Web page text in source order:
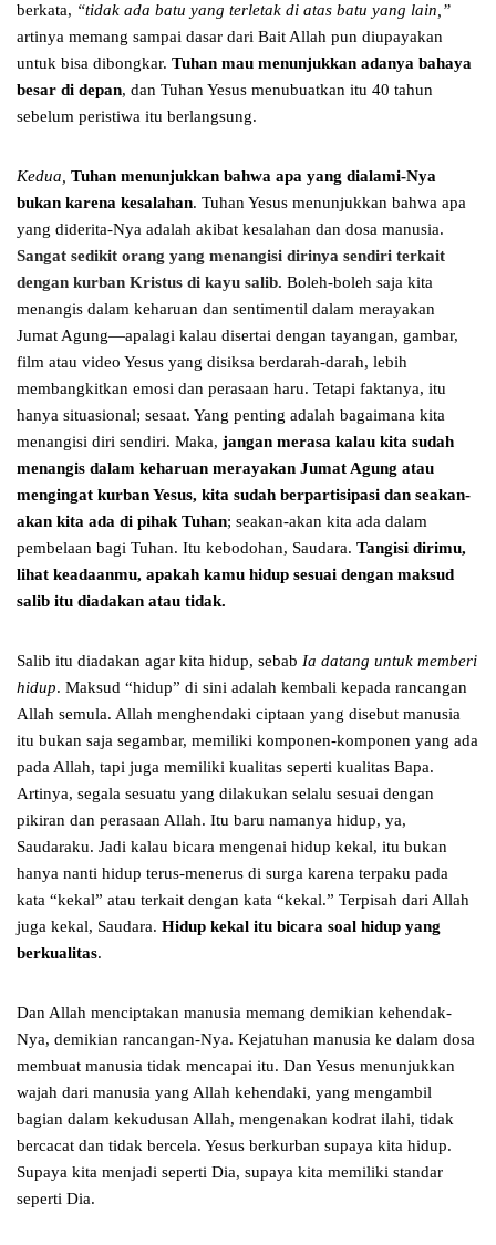
berkata, “tidak ada batu yang terletak di atas batu yang lain,”
artinya memang sampai dasar dari Bait Allah pun diupayakan
untuk bisa dibongkar. Tuhan mau menunjukkan adanya bahaya
besar di depan, dan Tuhan Yesus menubuatkan itu 40 tahun
sebelum peristiwa itu berlangsung.
Kedua, Tuhan menunjukkan bahwa apa yang dialami-Nya
bukan karena kesalahan. Tuhan Yesus menunjukkan bahwa apa
yang diderita-Nya adalah akibat kesalahan dan dosa manusia.
Sangat sedikit orang yang menangisi dirinya sendiri terkait
dengan kurban Kristus di kayu salib. Boleh-boleh saja kita
menangis dalam keharuan dan sentimentil dalam merayakan
Jumat Agung—apalagi kalau disertai dengan tayangan, gambar,
film atau video Yesus yang disiksa berdarah-darah, lebih
membangkitkan emosi dan perasaan haru. Tetapi faktanya, itu
hanya situasional; sesaat. Yang penting adalah bagaimana kita
menangisi diri sendiri. Maka, jangan merasa kalau kita sudah
menangis dalam keharuan merayakan Jumat Agung atau
mengingat kurban Yesus, kita sudah berpartisipasi dan seakan-
akan kita ada di pihak Tuhan; seakan-akan kita ada dalam
pembelaan bagi Tuhan. Itu kebodohan, Saudara. Tangisi dirimu,
lihat keadaanmu, apakah kamu hidup sesuai dengan maksud
salib itu diadakan atau tidak.
Salib itu diadakan agar kita hidup, sebab Ia datang untuk memberi
hidup. Maksud “hidup” di sini adalah kembali kepada rancangan
Allah semula. Allah menghendaki ciptaan yang disebut manusia
itu bukan saja segambar, memiliki komponen-komponen yang ada
pada Allah, tapi juga memiliki kualitas seperti kualitas Bapa.
Artinya, segala sesuatu yang dilakukan selalu sesuai dengan
pikiran dan perasaan Allah. Itu baru namanya hidup, ya,
Saudaraku. Jadi kalau bicara mengenai hidup kekal, itu bukan
hanya nanti hidup terus-menerus di surga karena terpaku pada
kata “kekal” atau terkait dengan kata “kekal.” Terpisah dari Allah
juga kekal, Saudara. Hidup kekal itu bicara soal hidup yang
berkualitas.
Dan Allah menciptakan manusia memang demikian kehendak-
Nya, demikian rancangan-Nya. Kejatuhan manusia ke dalam dosa
membuat manusia tidak mencapai itu. Dan Yesus menunjukkan
wajah dari manusia yang Allah kehendaki, yang mengambil
bagian dalam kekudusan Allah, mengenakan kodrat ilahi, tidak
bercacat dan tidak bercela. Yesus berkurban supaya kita hidup.
Supaya kita menjadi seperti Dia, supaya kita memiliki standar
seperti Dia.